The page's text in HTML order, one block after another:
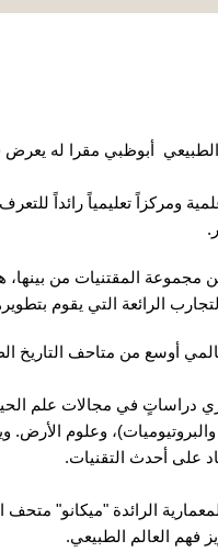
أبوظبي مقرا له يعرض
ومركزاً تعليمياً رائداً
المقتنيات من بينها،
الرائعة التي يقوم
أوسع من متاحف التاريخ
في مجالات علم
وعلوم الأرض.
على أحدث التقنيات.
المعمارية الرائدة "ميكانو"
فهم العالم الطبيعي.